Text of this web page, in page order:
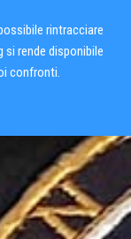
rintracciare
rende disponibile
confronti.